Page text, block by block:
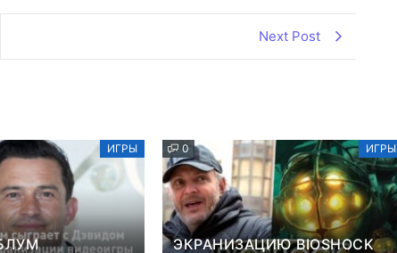
Next Post
ИГРЫ 0 ИГРЫ
ЭКРАНИЗАЦИЮ BIOSHOCK